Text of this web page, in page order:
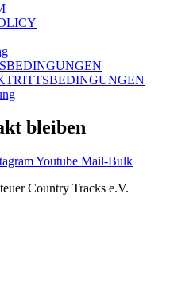
bleiben
Youtube Mail-Bulk
Country Tracks e.V.